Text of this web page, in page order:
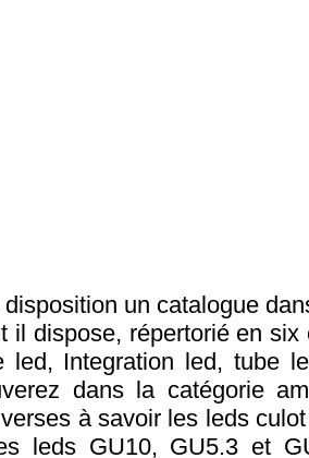
un catalogue
il dispose, répertorié en
led, Integration led, tube
dans la catégorie
à savoir les leds
leds GU10, GU5.3 et